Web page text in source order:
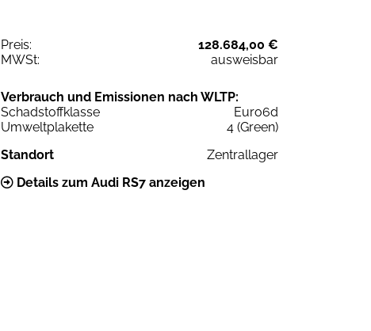
Preis:
128.684,00 €
MWSt:
ausweisbar
Verbrauch und Emissionen nach WLTP:
Schadstoffklasse
Euro6d
Umweltplakette
4 (Green)
Standort
Zentrallager
Details zum Audi RS7 anzeigen